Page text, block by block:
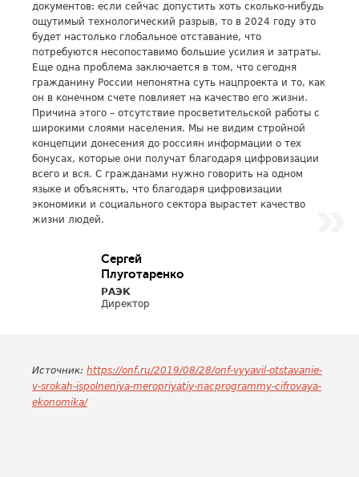
документов: если сейчас допустить хоть сколько-нибудь
ощутимый технологический разрыв, то в 2024 году это
будет настолько глобальное отставание, что
потребуются несопоставимо большие усилия и затраты.
Еще одна проблема заключается в том, что сегодня
гражданину России непонятна суть нацпроекта и то, как
он в конечном счете повлияет на качество его жизни.
Причина этого – отсутствие просветительской работы с
широкими слоями населения. Мы не видим стройной
концепции донесения до россиян информации о тех
бонусах, которые они получат благодаря цифровизации
всего и вся. С гражданами нужно говорить на одном
языке и объяснять, что благодаря цифровизации
экономики и социального сектора вырастет качество
жизни людей.
Сергей
Плуготаренко
РАЭК
Директор
Источник: https://onf.ru/2019/08/28/onf-vyyavil-otstavanie-
v-srokah-ispolneniya-meropriyatiy-nacprogrammy-cifrovaya-
ekonomika/